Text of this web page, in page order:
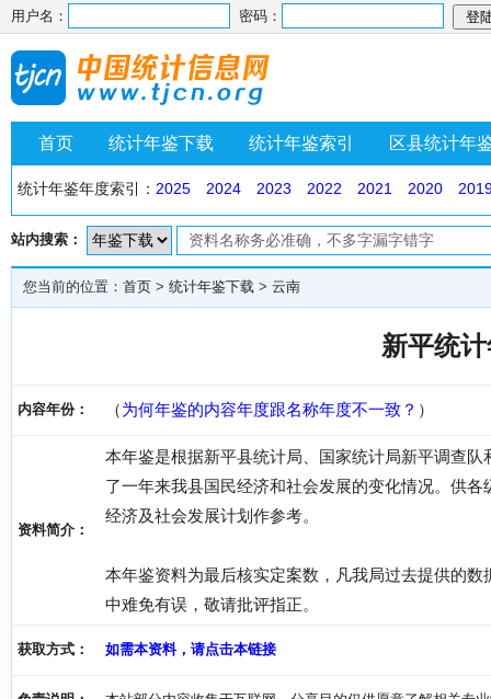
用户名： 密码：
首页 统计年鉴下载 统计年鉴索引 区县统计年
统计年鉴年度索引： 2025 2024 2023 2022 2021 2020
站内搜索：
您当前的位置： 首页 > 统计年鉴下载 > 云南
新平统
内容年份： （为何年鉴的内容年度跟名称年度不一致？ ）
资料简介：
本年鉴是根据新平县统计局、国家统计局新平调查
了一年来我县国民经济和社会发展的变化情况。供
经济及社会发展计划作参考。
本年鉴资料为最后核实定案数，凡我局过去提供的
中难免有误，敬请批评指正。
获取方式： 如需本资料，请点击本链接